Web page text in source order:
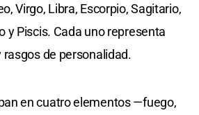
Virgo, Libra, Escorpio, Sagitario,
y Piscis. Cada uno representa
de personalidad.
en cuatro elementos —fuego,